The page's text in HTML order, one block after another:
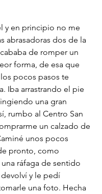
y en principio no me
abrasadoras dos de la
de romper un
forma, de esa que
pocos pasos te
Iba arrastrando el pie
una gran
rumbo al Centro San
un calzado de
unos pocos
pronto, como
ráfaga de sentido
y le pedí
una foto. Hecha